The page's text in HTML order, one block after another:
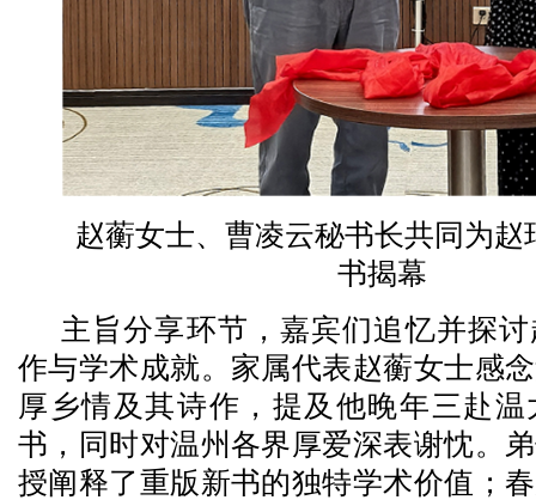
赵蘅女士、曹凌云秘书长共同为赵
书揭幕
主旨分享环节，嘉宾们追忆并探
作与学术成就。家属代表赵蘅女士感
厚乡情及其诗作，提及他晚年三赴
书，同时对温州各界厚爱深表谢忱。
授阐释了重版新书的独特学术价值；